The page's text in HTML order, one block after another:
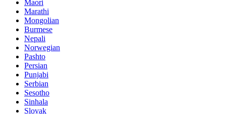
Maori
Marathi
Mongolian
Burmese
Nepali
Norwegian
Pashto
Persian
Punjabi
Serbian
Sesotho
Sinhala
Slovak